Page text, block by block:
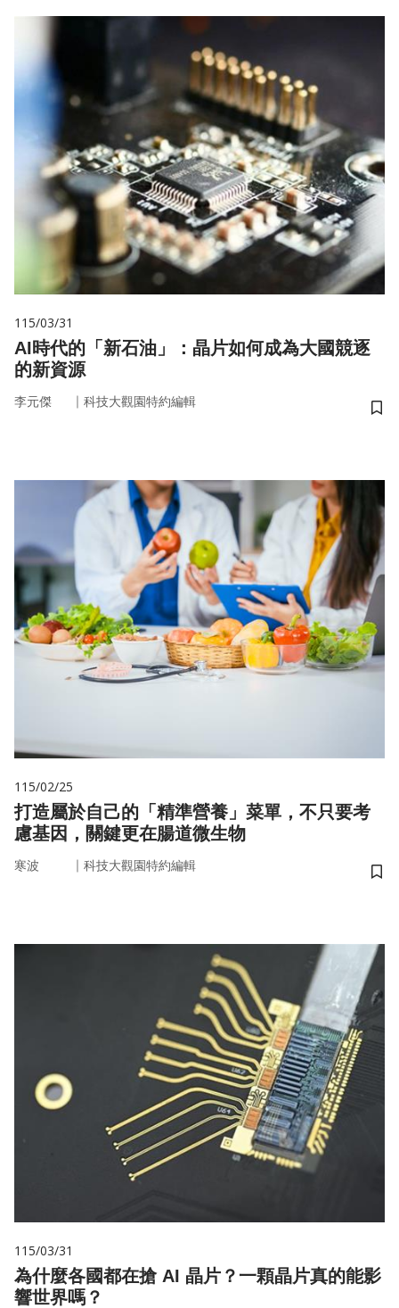
115/03/31
AI時代的「新石油」：晶片如何成為大國競逐
的新資源
李元傑 ｜ 科技大觀園特約編輯
儲
115/02/25
打造屬於自己的「精準營養」菜單，不只要考
慮基因，關鍵更在腸道微生物
寒波 ｜ 科技大觀園特約編輯
儲
115/03/31
為什麼各國都在搶 AI 晶片？一顆晶片真的能影
響世界嗎？